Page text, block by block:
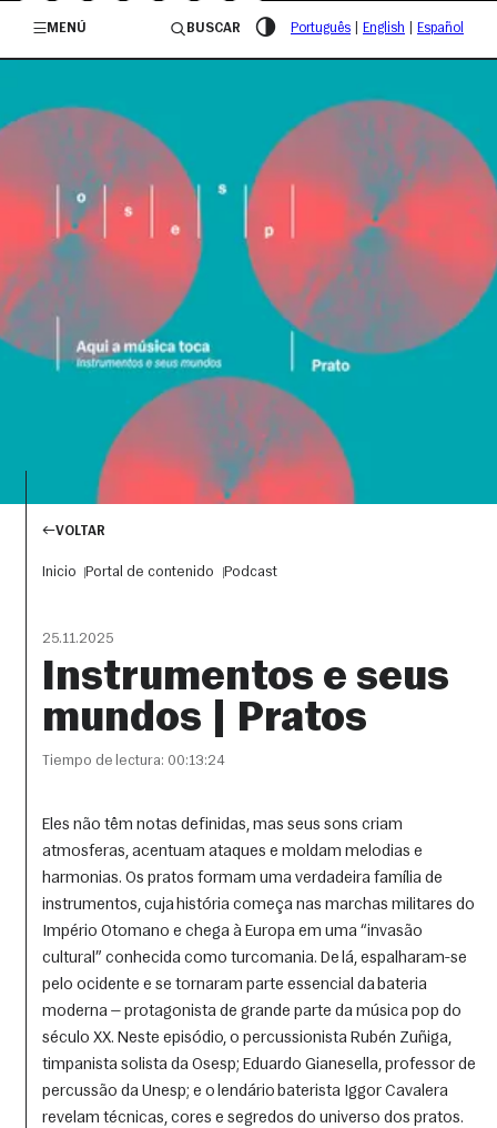
/governosp
MENÚ
BUSCAR Português English Español
VOLTAR
Inicio Portal de contenido Podcast
25.11.2025
Instrumentos e seus
mundos | Pratos
Tiempo de lectura: 00:13:24
Eles não têm notas definidas, mas seus sons criam
atmosferas, acentuam ataques e moldam melodias e
harmonias. Os pratos formam uma verdadeira família de
instrumentos, cuja história começa nas marchas militares do
Império Otomano e chega à Europa em uma “invasão
cultural” conhecida como turcomania. De lá, espalharam-se
pelo ocidente e se tornaram parte essencial da bateria
moderna — protagonista de grande parte da música pop do
século XX. Neste episódio, o percussionista Rubén Zuñiga,
timpanista solista da Osesp; Eduardo Gianesella, professor de
percussão da Unesp; e o lendário baterista Iggor Cavalera
revelam técnicas, cores e segredos do universo dos pratos.